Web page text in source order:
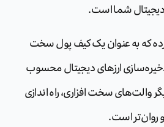
دیجیتال شما است.
که به عنوان یک کیف پول سخت
ذخیره‌سازی ارزهای دیجیتال محسوب
والت‌های سخت افزاری، راه اندازی